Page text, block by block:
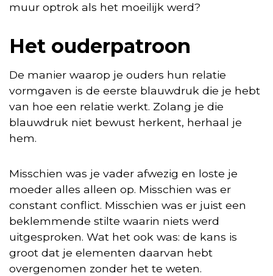
muur optrok als het moeilijk werd?
Het ouderpatroon
De manier waarop je ouders hun relatie
vormgaven is de eerste blauwdruk die je hebt
van hoe een relatie werkt. Zolang je die
blauwdruk niet bewust herkent, herhaal je
hem.
Misschien was je vader afwezig en loste je
moeder alles alleen op. Misschien was er
constant conflict. Misschien was er juist een
beklemmende stilte waarin niets werd
uitgesproken. Wat het ook was: de kans is
groot dat je elementen daarvan hebt
overgenomen zonder het te weten.